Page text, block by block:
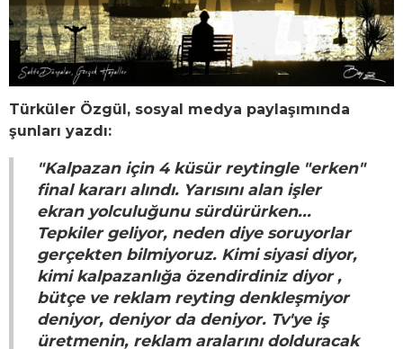
Türküler Özgül, sosyal medya paylaşımında
şunları yazdı:
"Kalpazan için 4 küsür reytingle "erken"
final kararı alındı. Yarısını alan işler
ekran yolculuğunu sürdürürken...
Tepkiler geliyor, neden diye soruyorlar
gerçekten bilmiyoruz. Kimi siyasi diyor,
kimi kalpazanlığa özendirdiniz diyor ,
bütçe ve reklam reyting denkleşmiyor
deniyor, deniyor da deniyor. Tv'ye iş
üretmenin, reklam aralarını dolduracak